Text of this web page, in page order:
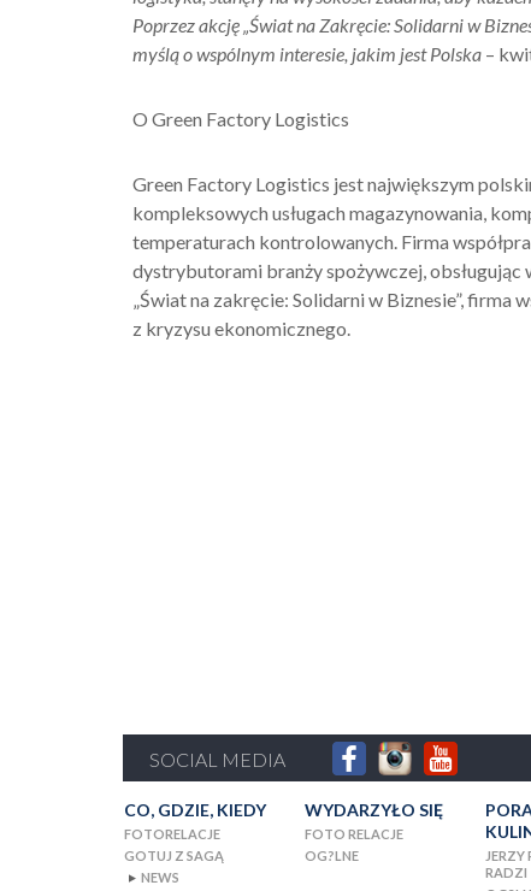
Poprzez akcję„Świat naZakręcie: Solidarni wB
myślą o wspólnym interesie, jakim jest Polska –
O Green Factory Logistics
Green Factory Logistics jest największym
kompleksowych usługach magazynowania,
temperaturach kontrolowanych. Firma
dystrybutorami branży spożywczej,
„Świat na zakręcie: Solidarni w Biznesie”,
z kryzysu ekonomicznego.
SOCIAL MEDIA
CO, GDZIE, KIEDY
FOTORELACJE
GOTUJ Z SAGĄ
▼ NEWS
WYDARZYŁO SIĘ
FOTO RELACJE
OG?LNE
JERZY
RADZI